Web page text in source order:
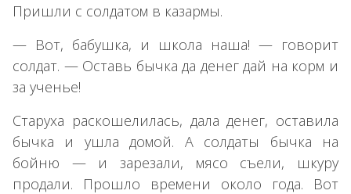
Пришли с солдатом в казармы.
— Вот, бабушка, и школа наша! — говорит
солдат. — Оставь бычка да денег дай на корм и
за ученье!
Старуха раскошелилась, дала денег, оставила
бычка и ушла домой. А солдаты бычка на
бойню — и зарезали, мясо съели, шкуру
продали. Прошло времени около года. Вот